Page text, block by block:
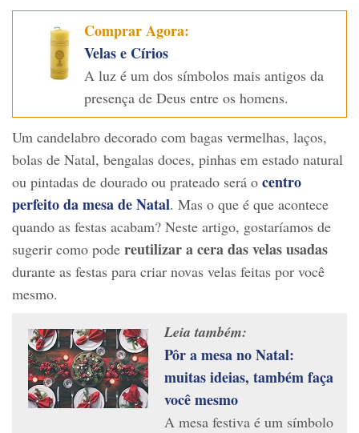
Comprar Agora:
Velas e Círios
A luz é um dos símbolos mais antigos da
presença de Deus entre os homens.
Um candelabro decorado com bagas vermelhas, laços,
bolas de Natal, bengalas doces, pinhas em estado natural
ou pintadas de dourado ou prateado será o centro
perfeito da mesa de Natal. Mas o que é que acontece
quando as festas acabam? Neste artigo, gostaríamos de
sugerir como pode reutilizar a cera das velas usadas
durante as festas para criar novas velas feitas por você
mesmo.
Leia também:
Pôr a mesa no Natal:
muitas ideias, também faça
você mesmo
A mesa festiva é um símbolo